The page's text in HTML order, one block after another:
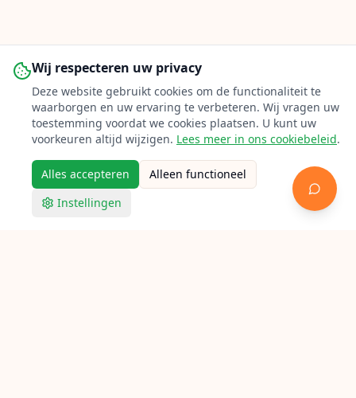
Wij respecteren uw privacy
Deze website gebruikt cookies om de functionaliteit te
waarborgen en uw ervaring te verbeteren. Wij vragen uw
toestemming voordat we cookies plaatsen. U kunt uw
voorkeuren altijd wijzigen. Lees meer in ons cookiebeleid.
Alles accepteren
Alleen functioneel
Instellingen